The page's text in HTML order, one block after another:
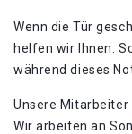
Wenn die Tür
helfen wir Ihnen.
während dieses
Unsere Mitarbeiter
Wir arbeiten an